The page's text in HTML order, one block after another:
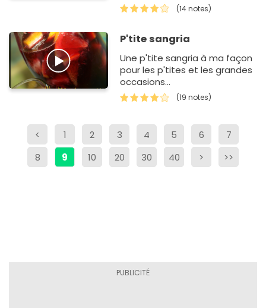
(14 notes)
P'tite sangria
Une p'tite sangria à ma façon
pour les p'tites et les grandes
occasions...
(19 notes)
< 1 2 3 4 5 6
7
8
9 10 20 30 40 > >>